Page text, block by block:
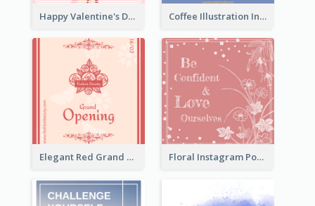
Happy Valentine's Day Instagram Post With Photo Coffee Illustration Instagram Post
Elegant Red Grand Opening Instagram Post Floral Instagram Post With Slogan